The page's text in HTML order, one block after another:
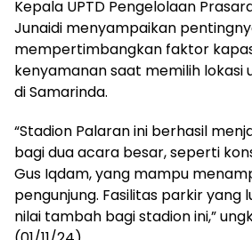
Kepala UPTD Pengelolaan
Junaidi menyampaikan
mempertimbangkan faktor
kenyamanan saat memilih lokasi
di Samarinda.
“Stadion Palaran ini berhasil
bagi dua acara besar, seperti
Gus Iqdam, yang mampu
pengunjung. Fasilitas parkir yang
nilai tambah bagi stadion ini,”